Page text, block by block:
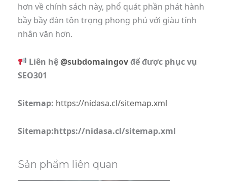
hơn về chính sách này, phổ quát phần phát hành
bầy bầy đàn tôn trọng phong phú với giàu tính
nhân văn hơn.
Liên hệ@subdomaingovđể được phục vụ
SEO301
Sitemap: https://nidasa.cl/sitemap.xml
Sitemap:https://nidasa.cl/sitemap.xml
Sản phẩm liên quan